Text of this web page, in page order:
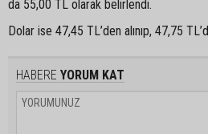
da 55,00 TL olarak belirlendi.
Dolar ise 47,45 TL’den alınıp, 47,75
HABERE YORUM KAT